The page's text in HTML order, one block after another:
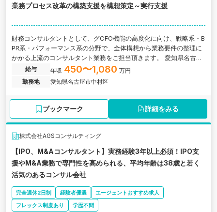
業務プロセス改革の構築支援を構想策定～実行支援
財務コンサルタントとして、グCFO機能の高度化に向け、戦略系・B
PR系・パフォーマンス系の分野で、全体構想から業務要件の整理に
かかる上流のコンサルタント業務をご担当頂きます。 愛知県名古屋
市にあるグローバルファームの求人です。
給与 年収 450〜1,080 万円
勤務地
愛知県名古屋市中村区
ブックマーク 詳細をみる
株式会社AGSコンサルティング
【IPO、M&Aコンサルタント】実務経験3年以上必須！IPO支
援やM&A業務で専門性を高められる、平均年齢は38歳と若く
活気のあるコンサル会社
完全週休2日制 経験者優遇
エージェントおすすめ求人
フレックス制度あり
学歴不問